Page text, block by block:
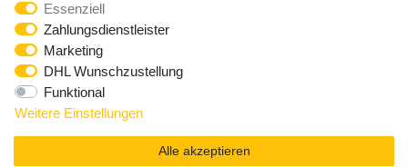
widerrufen.**
Abonnieren
** Hierbei handelt es sich um ein Pflichtfeld.
Essenziell
Zahlungsdienstleister
Marketing
DHL Wunschzustellung
Funktional
Weitere Einstellungen
Alle akzeptieren